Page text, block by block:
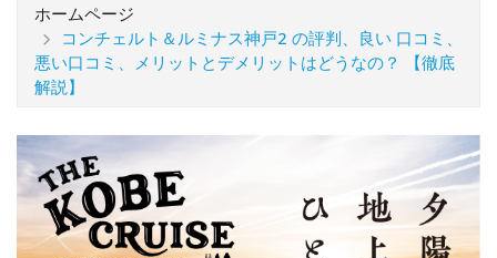
ホームページ
コンチェルト＆ルミナス神戸2 の評判、良い 口コミ、
悪い口コミ、メリットとデメリットはどうなの？ 【徹底
解説】